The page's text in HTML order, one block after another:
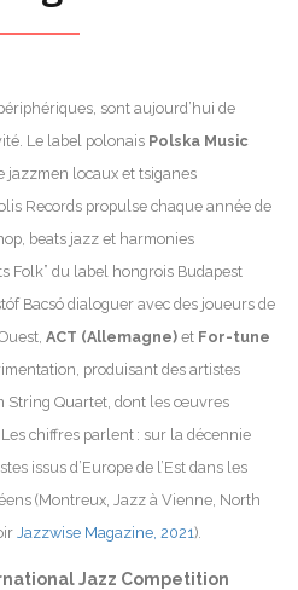
sont aujourd’hui de
Le label polonais Polska Music
locaux et tsiganes
Records propulse chaque année de
beats jazz et harmonies
Folk” du label hongrois Budapest
Bacsó dialoguer avec des joueurs de
ACT (Allemagne) et For-tune
produisant des artistes
String Quartet, dont les œuvres
chiffres parlent : sur la décennie
issus d’Europe de l’Est dans les
(Montreux, Jazz à Vienne, North
Jazzwise Magazine, 2021).
Jazz Competition